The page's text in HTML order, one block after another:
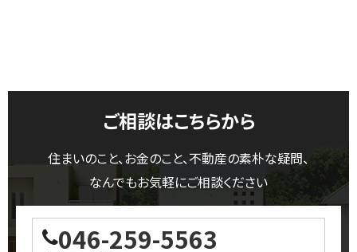
ご相談はこちらから
住まいのこと、お金のこと、不動産の素朴な疑問、
なんでもお気軽にご相談ください
046-259-5563